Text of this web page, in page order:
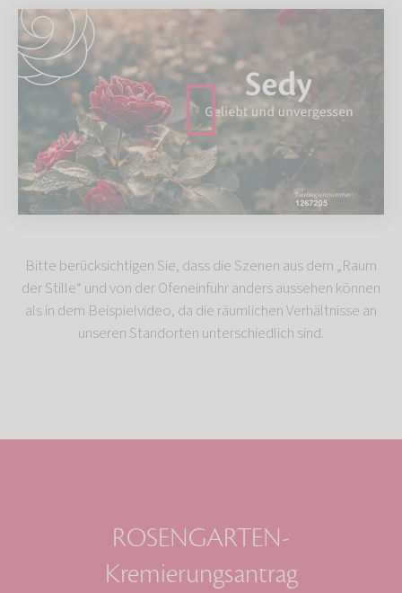
Bitte berücksichtigen Sie, dass die Szenen aus dem „Raum
der Stille“ und von der Ofeneinfuhr anders aussehen können
als in dem Beispielvideo, da die räumlichen Verhältnisse an
unseren Standorten unterschiedlich sind.
ROSENGARTEN-
Kremierungsantrag